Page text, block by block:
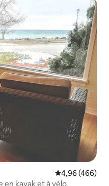
plus aimés
Note
4,96 (466)
en kayak et à vélo